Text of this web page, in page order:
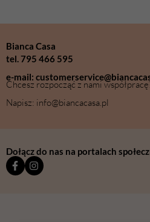
Bianca Casa
tel. 795 466 595
e-mail:
Chcesz rozpocząć z nami
Napisz: info@biancacasa.pl
Dołącz do nas na portalach